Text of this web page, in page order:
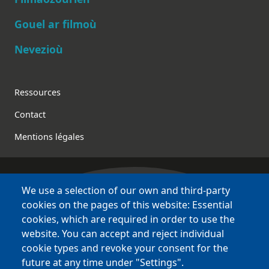
Gouel ar filmoù
Nevezioù
Footer
Ressources
Contact
Mentions légales
Bretagne Culture Diversité
des sites variés !
Sites
BCD
Bazhvalan
We use a selection of our own and third-party
cookies on the pages of this website: Essential
cookies, which are required in order to use the
website. You can accept and reject individual
cookie types and revoke your consent for the
future at any time under "Settings".